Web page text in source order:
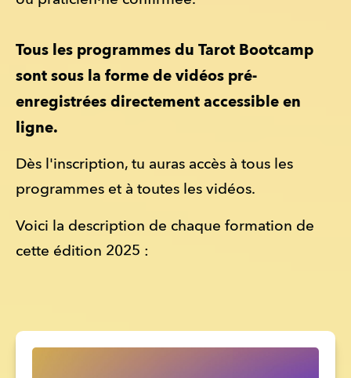
Tous les programmes du Tarot Bootcamp
sont sous la forme de vidéos pré-
enregistrées directement accessible en
ligne.
Dès l'inscription, tu auras accès à tous les
programmes et à toutes les vidéos.
Voici la description de chaque formation de
cette édition 2025 :